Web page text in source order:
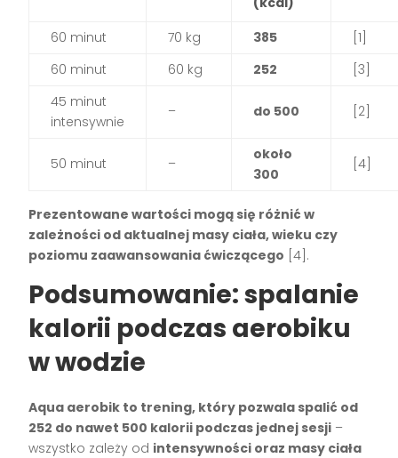
60 minut
70 kg 385
[1]
60 minut
60 kg 252
[3]
45 minut
intensywnie
– do 500 [2]
50 minut –
około
300
[4]
Prezentowane wartości mogą się różnić w
zależności od aktualnej masy ciała, wieku czy
poziomu zaawansowania ćwiczącego [4] .
Podsumowanie: spalanie
kalorii podczas aerobiku
w wodzie
Aqua aerobik to trening, który pozwala spalić od
252 do nawet 500 kalorii podczas jednej sesji –
wszystko zależy od intensywności oraz masy ciała